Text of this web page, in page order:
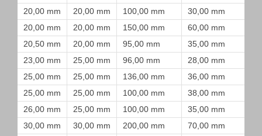
20,00 mm
20,00 mm 100,00 mm
30,00 mm
20,00 mm
20,00 mm 150,00 mm
60,00 mm
20,50 mm
20,00 mm 95,00 mm
35,00 mm
23,00 mm
25,00 mm 96,00 mm
28,00 mm
25,00 mm
25,00 mm 136,00 mm
36,00 mm
25,00 mm
25,00 mm 100,00 mm
38,00 mm
26,00 mm
25,00 mm 100,00 mm
35,00 mm
30,00 mm
30,00 mm 200,00 mm
70,00 mm